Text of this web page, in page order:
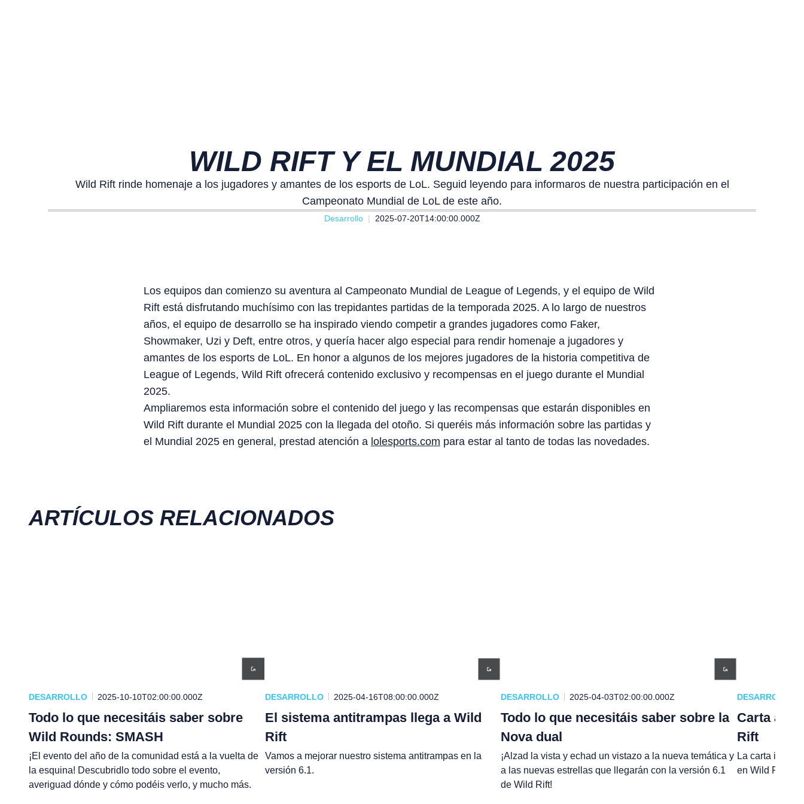
WILD RIFT Y EL MUNDIAL 2025
Wild Rift rinde homenaje a los jugadores y amantes de los esports de LoL. Seguid leyendo para informaros de nuestra participación en el
Campeonato Mundial de LoL de este año.
Desarrollo 2025-07-20T14:00:00.000Z
Los equipos dan comienzo su aventura al Campeonato Mundial de League of Legends, y el equipo de Wild
Rift está disfrutando muchísimo con las trepidantes partidas de la temporada 2025. A lo largo de nuestros
años, el equipo de desarrollo se ha inspirado viendo competir a grandes jugadores como Faker,
Showmaker, Uzi y Deft, entre otros, y quería hacer algo especial para rendir homenaje a jugadores y
amantes de los esports de LoL. En honor a algunos de los mejores jugadores de la historia competitiva de
League of Legends, Wild Rift ofrecerá contenido exclusivo y recompensas en el juego durante el Mundial
2025.
Ampliaremos esta información sobre el contenido del juego y las recompensas que estarán disponibles en
Wild Rift durante el Mundial 2025 con la llegada del otoño. Si queréis más información sobre las partidas y
el Mundial 2025 en general, prestad atención a lolesports.com para estar al tanto de todas las novedades.
ARTÍCULOS RELACIONADOS
DESARROLLO 2025-10-10T02:00:00.000Z
Todo lo que necesitáis saber sobre
Wild Rounds: SMASH
¡El evento del año de la comunidad está a la vuelta de
la esquina! Descubridlo todo sobre el evento,
averiguad dónde y cómo podéis verlo, y mucho más.
DESARROLLO 2025-04-16T08:00:00.000Z
El sistema antitrampas llega a Wild
Rift
Vamos a mejorar nuestro sistema antitrampas en la
versión 6.1.
DESARROLLO 2025-04-03T02:00:00.000Z
Todo lo que necesitáis saber sobre la
Nova dual
¡Alzad la vista y echad un vistazo a la nueva temática y
a las nuevas estrellas que llegarán con la versión 6.1
de Wild Rift!
DESARROLLO
Carta a
Rift
La carta
en Wild Rift y